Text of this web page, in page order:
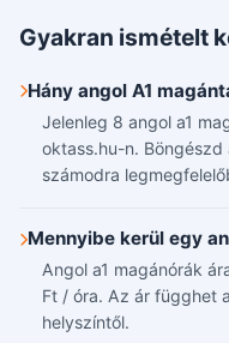
Gyakran ismételt
Hány angol A1
Jelenleg 8 angol a1
oktass.hu-n.
számodra
Mennyibe kerül egy
Angol a1 magánórák
Ft / óra. Az ár függhet
helyszíntől.